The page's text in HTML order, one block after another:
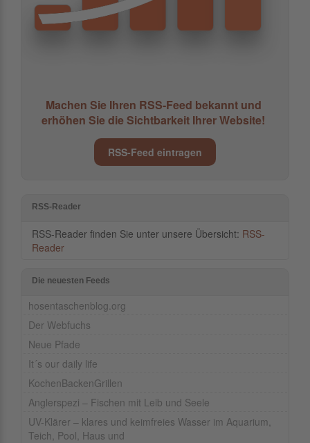
Machen Sie Ihren RSS-Feed bekannt und
erhöhen Sie die Sichtbarkeit Ihrer Website!
RSS-Feed eintragen
RSS-Reader
RSS-Reader finden Sie unter unsere Übersicht: RSS-
Reader
Die neuesten Feeds
hosentaschenblog.org
Der Webfuchs
Neue Pfade
It´s our daily life
KochenBackenGrillen
Anglerspezi – Fischen mit Leib und Seele
UV-Klärer – klares und keimfreies Wasser im Aquarium,
Teich, Pool, Haus und